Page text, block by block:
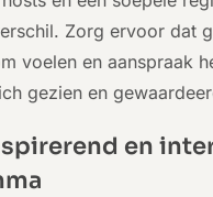
Zorg ervoor dat
voelen en aanspraak
gezien en
en